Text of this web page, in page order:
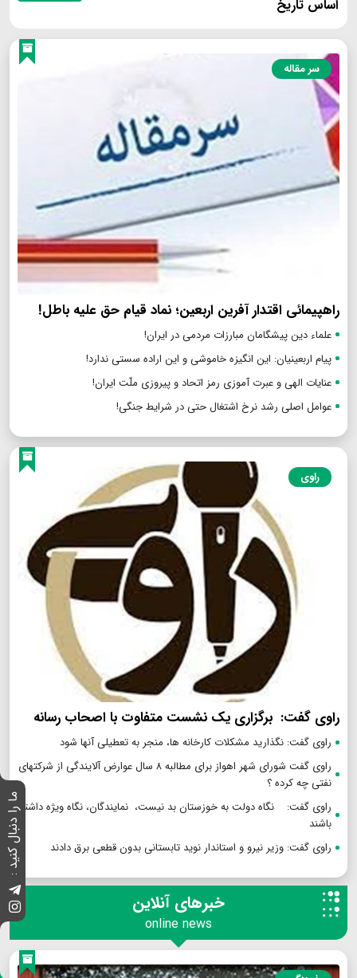
ما را دنبال کنید :
اساس تاریخ
سر مقاله
راهپیمائی اقتدار آفرین اربعین؛ نماد قیام حق علیه باطل!
علماء دین پیشگامان مبارزات مردمی در ایران!
پیام اربعینیان: این انگیزه خاموشی و این اراده سستی ندارد!
عنایات الهی و عبرت آموزی رمز اتحاد و پیروزی ملّت ایران!
عوامل اصلی رشد نرخ اشتغال حتی در شرایط جنگی!
راوی
راوی گفت: برگزاری یک نشست متفاوت با اصحاب رسانه
راوی گفت: نگذارید مشکلات کارخانه ها، منجر به تعطیلی آنها شود
راوی گفت شورای شهر اهواز برای مطالبه ۸ سال عوارض آلایندگی از شرکتهای
نفتی چه کرده ؟
راوی گفت: نگاه دولت به خوزستان بد نیست، نمایندگان، نگاه ویژه داشته
باشند
راوی گفت: وزیر نیرو و استاندار نوید تابستانی بدون قطعی برق دادند
خبرهای آنلاین
online news